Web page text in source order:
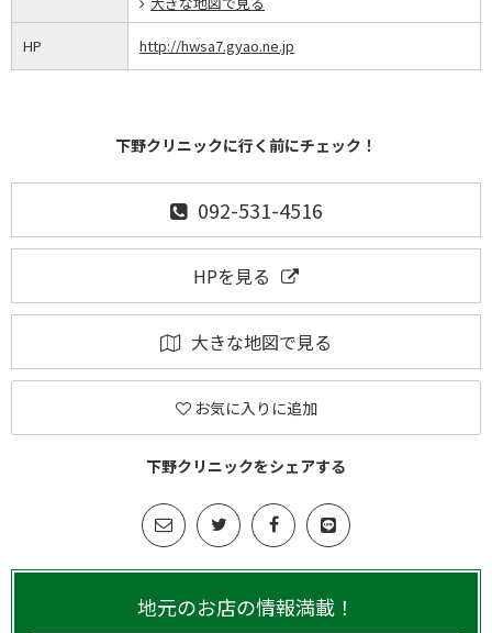
HP http://hwsa7.gyao.ne.jp
下野クリニックに行く前にチェック！
092-531-4516
HPを見る
大きな地図で見る
お気に入りに追加
下野クリニックをシェアする
地元のお店の情報満載！